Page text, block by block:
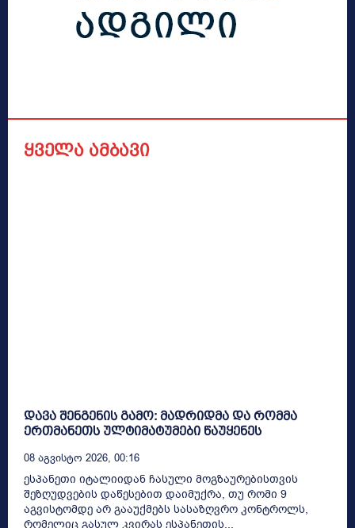
ყველა ამბავი
დავა შენგენის გამო: მადრიდმა და რომმა
ერთმანეთს ულტიმატუმები წაუყენეს
08 Აგვისტო 2026, 00:16
ესპანეთი იტალიიდან ჩასული მოგზაურებისთვის
შეზღუდვების დაწესებით დაიმუქრა, თუ რომი 9
აგვისტომდე არ გააუქმებს სასაზღვრო კონტროლს,
რომელიც გასულ კვირას ესპანეთის...